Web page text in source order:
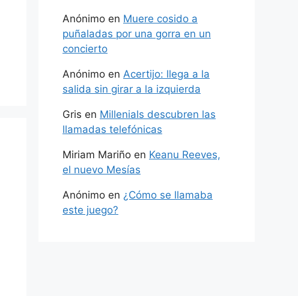
Anónimo en Muere cosido a
puñaladas por una gorra en un
concierto
Anónimo en Acertijo: llega a la
salida sin girar a la izquierda
Gris en Millenials descubren las
llamadas telefónicas
Miriam Mariño en Keanu Reeves,
el nuevo Mesías
Anónimo en ¿Cómo se llamaba
este juego?